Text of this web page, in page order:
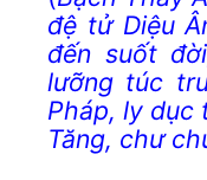
đệ tử Diệu
đến suốt
lưỡng túc
Pháp, ly dục
Tăng, chư